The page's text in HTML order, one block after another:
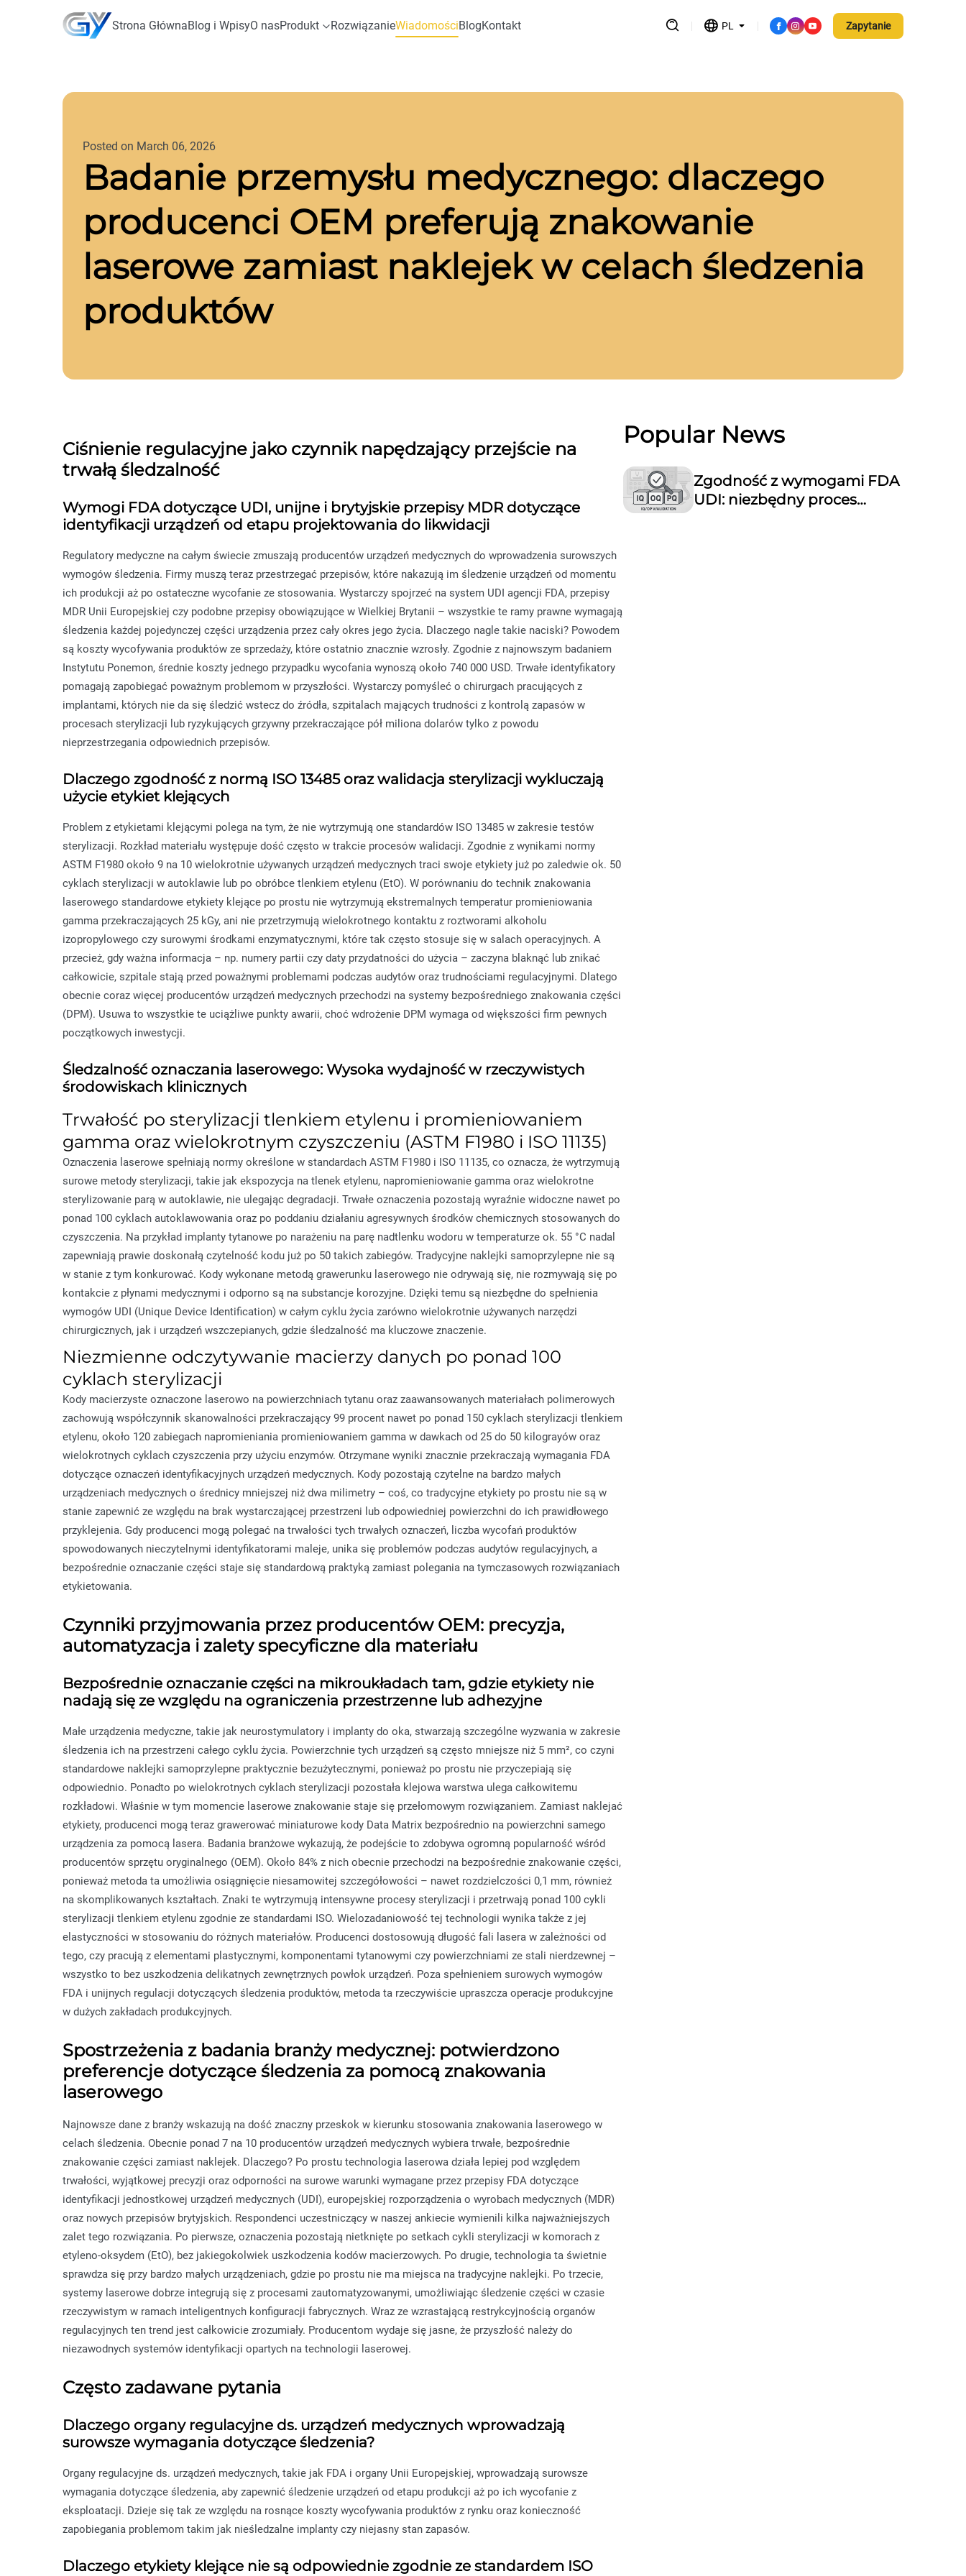
Strona GłównaBlog i WpisyO nasProdukt RozwiązanieWiadomościBlogKontakt PL Zapytanie
Badanie przemysłu medycznego: dlaczego
producenci OEM preferują znakowanie
laserowe zamiast naklejek w celach śledzenia
produktów
Posted on March 06, 2026
Ciśnienie regulacyjne jako czynnik napędzający przejście na
trwałą śledzalność
Wymogi FDA dotyczące UDI, unijne i brytyjskie przepisy MDR dotyczące
identyfikacji urządzeń od etapu projektowania do likwidacji
Regulatory medyczne na całym świecie zmuszają producentów urządzeń medycznych do wprowadzenia surowszych
wymogów śledzenia. Firmy muszą teraz przestrzegać przepisów, które nakazują im śledzenie urządzeń od momentu
ich produkcji aż po ostateczne wycofanie ze stosowania. Wystarczy spojrzeć na system UDI agencji FDA, przepisy
MDR Unii Europejskiej czy podobne przepisy obowiązujące w Wielkiej Brytanii – wszystkie te ramy prawne wymagają
śledzenia każdej pojedynczej części urządzenia przez cały okres jego życia. Dlaczego nagle takie naciski? Powodem
są koszty wycofywania produktów ze sprzedaży, które ostatnio znacznie wzrosły. Zgodnie z najnowszym badaniem
Instytutu Ponemon, średnie koszty jednego przypadku wycofania wynoszą około 740 000 USD. Trwałe identyfikatory
pomagają zapobiegać poważnym problemom w przyszłości. Wystarczy pomyśleć o chirurgach pracujących z
implantami, których nie da się śledzić wstecz do źródła, szpitalach mających trudności z kontrolą zapasów w
procesach sterylizacji lub ryzykujących grzywny przekraczające pół miliona dolarów tylko z powodu
nieprzestrzegania odpowiednich przepisów.
Dlaczego zgodność z normą ISO 13485 oraz walidacja sterylizacji wykluczają
użycie etykiet klejących
Problem z etykietami klejącymi polega na tym, że nie wytrzymują one standardów ISO 13485 w zakresie testów
sterylizacji. Rozkład materiału występuje dość często w trakcie procesów walidacji. Zgodnie z wynikami normy
ASTM F1980 około 9 na 10 wielokrotnie używanych urządzeń medycznych traci swoje etykiety już po zaledwie ok. 50
cyklach sterylizacji w autoklawie lub po obróbce tlenkiem etylenu (EtO). W porównaniu do technik znakowania
laserowego standardowe etykiety klejące po prostu nie wytrzymują ekstremalnych temperatur promieniowania
gamma przekraczających 25 kGy, ani nie przetrzymują wielokrotnego kontaktu z roztworami alkoholu
izopropylowego czy surowymi środkami enzymatycznymi, które tak często stosuje się w salach operacyjnych. A
przecież, gdy ważna informacja – np. numery partii czy daty przydatności do użycia – zaczyna blaknąć lub znikać
całkowicie, szpitale stają przed poważnymi problemami podczas audytów oraz trudnościami regulacyjnymi. Dlatego
obecnie coraz więcej producentów urządzeń medycznych przechodzi na systemy bezpośredniego znakowania części
(DPM). Usuwa to wszystkie te uciążliwe punkty awarii, choć wdrożenie DPM wymaga od większości firm pewnych
początkowych inwestycji.
Śledzalność oznaczania laserowego: Wysoka wydajność w rzeczywistych
środowiskach klinicznych
Trwałość po sterylizacji tlenkiem etylenu i promieniowaniem
gamma oraz wielokrotnym czyszczeniu (ASTM F1980 i ISO 11135)
Oznaczenia laserowe spełniają normy określone w standardach ASTM F1980 i ISO 11135, co oznacza, że wytrzymują
surowe metody sterylizacji, takie jak ekspozycja na tlenek etylenu, napromieniowanie gamma oraz wielokrotne
sterylizowanie parą w autoklawie, nie ulegając degradacji. Trwałe oznaczenia pozostają wyraźnie widoczne nawet po
ponad 100 cyklach autoklawowania oraz po poddaniu działaniu agresywnych środków chemicznych stosowanych do
czyszczenia. Na przykład implanty tytanowe po narażeniu na parę nadtlenku wodoru w temperaturze ok. 55 °C nadal
zapewniają prawie doskonałą czytelność kodu już po 50 takich zabiegów. Tradycyjne naklejki samoprzylepne nie są
w stanie z tym konkurować. Kody wykonane metodą grawerunku laserowego nie odrywają się, nie rozmywają się po
kontakcie z płynami medycznymi i odporno są na substancje korozyjne. Dzięki temu są niezbędne do spełnienia
wymogów UDI (Unique Device Identification) w całym cyklu życia zarówno wielokrotnie używanych narzędzi
chirurgicznych, jak i urządzeń wszczepianych, gdzie śledzalność ma kluczowe znaczenie.
Niezmienne odczytywanie macierzy danych po ponad 100
cyklach sterylizacji
Kody macierzyste oznaczone laserowo na powierzchniach tytanu oraz zaawansowanych materiałach polimerowych
zachowują współczynnik skanowalności przekraczający 99 procent nawet po ponad 150 cyklach sterylizacji tlenkiem
etylenu, około 120 zabiegach napromieniania promieniowaniem gamma w dawkach od 25 do 50 kilograyów oraz
wielokrotnych cyklach czyszczenia przy użyciu enzymów. Otrzymane wyniki znacznie przekraczają wymagania FDA
dotyczące oznaczeń identyfikacyjnych urządzeń medycznych. Kody pozostają czytelne na bardzo małych
urządzeniach medycznych o średnicy mniejszej niż dwa milimetry – coś, co tradycyjne etykiety po prostu nie są w
stanie zapewnić ze względu na brak wystarczającej przestrzeni lub odpowiedniej powierzchni do ich prawidłowego
przyklejenia. Gdy producenci mogą polegać na trwałości tych trwałych oznaczeń, liczba wycofań produktów
spowodowanych nieczytelnymi identyfikatorami maleje, unika się problemów podczas audytów regulacyjnych, a
bezpośrednie oznaczanie części staje się standardową praktyką zamiast polegania na tymczasowych rozwiązaniach
etykietowania.
Czynniki przyjmowania przez producentów OEM: precyzja,
automatyzacja i zalety specyficzne dla materiału
Bezpośrednie oznaczanie części na mikroukładach tam, gdzie etykiety nie
nadają się ze względu na ograniczenia przestrzenne lub adhezyjne
Małe urządzenia medyczne, takie jak neurostymulatory i implanty do oka, stwarzają szczególne wyzwania w zakresie
śledzenia ich na przestrzeni całego cyklu życia. Powierzchnie tych urządzeń są często mniejsze niż 5 mm², co czyni
standardowe naklejki samoprzylepne praktycznie bezużytecznymi, ponieważ po prostu nie przyczepiają się
odpowiednio. Ponadto po wielokrotnych cyklach sterylizacji pozostała klejowa warstwa ulega całkowitemu
rozkładowi. Właśnie w tym momencie laserowe znakowanie staje się przełomowym rozwiązaniem. Zamiast naklejać
etykiety, producenci mogą teraz grawerować miniaturowe kody Data Matrix bezpośrednio na powierzchni samego
urządzenia za pomocą lasera. Badania branżowe wykazują, że podejście to zdobywa ogromną popularność wśród
producentów sprzętu oryginalnego (OEM). Około 84% z nich obecnie przechodzi na bezpośrednie znakowanie części,
ponieważ metoda ta umożliwia osiągnięcie niesamowitej szczegółowości – nawet rozdzielczości 0,1 mm, również
na skomplikowanych kształtach. Znaki te wytrzymują intensywne procesy sterylizacji i przetrwają ponad 100 cykli
sterylizacji tlenkiem etylenu zgodnie ze standardami ISO. Wielozadaniowość tej technologii wynika także z jej
elastyczności w stosowaniu do różnych materiałów. Producenci dostosowują długość fali lasera w zależności od
tego, czy pracują z elementami plastycznymi, komponentami tytanowymi czy powierzchniami ze stali nierdzewnej –
wszystko to bez uszkodzenia delikatnych zewnętrznych powłok urządzeń. Poza spełnieniem surowych wymogów
FDA i unijnych regulacji dotyczących śledzenia produktów, metoda ta rzeczywiście upraszcza operacje produkcyjne
w dużych zakładach produkcyjnych.
Spostrzeżenia z badania branży medycznej: potwierdzono
preferencje dotyczące śledzenia za pomocą znakowania
laserowego
Najnowsze dane z branży wskazują na dość znaczny przeskok w kierunku stosowania znakowania laserowego w
celach śledzenia. Obecnie ponad 7 na 10 producentów urządzeń medycznych wybiera trwałe, bezpośrednie
znakowanie części zamiast naklejek. Dlaczego? Po prostu technologia laserowa działa lepiej pod względem
trwałości, wyjątkowej precyzji oraz odporności na surowe warunki wymagane przez przepisy FDA dotyczące
identyfikacji jednostkowej urządzeń medycznych (UDI), europejskiej rozporządzenia o wyrobach medycznych (MDR)
oraz nowych przepisów brytyjskich. Respondenci uczestniczący w naszej ankiecie wymienili kilka najważniejszych
zalet tego rozwiązania. Po pierwsze, oznaczenia pozostają nietknięte po setkach cykli sterylizacji w komorach z
etyleno-oksydem (EtO), bez jakiegokolwiek uszkodzenia kodów macierzowych. Po drugie, technologia ta świetnie
sprawdza się przy bardzo małych urządzeniach, gdzie po prostu nie ma miejsca na tradycyjne naklejki. Po trzecie,
systemy laserowe dobrze integrują się z procesami zautomatyzowanymi, umożliwiając śledzenie części w czasie
rzeczywistym w ramach inteligentnych konfiguracji fabrycznych. Wraz ze wzrastającą restrykcyjnością organów
regulacyjnych ten trend jest całkowicie zrozumiały. Producentom wydaje się jasne, że przyszłość należy do
niezawodnych systemów identyfikacji opartych na technologii laserowej.
Często zadawane pytania
Dlaczego organy regulacyjne ds. urządzeń medycznych wprowadzają
surowsze wymagania dotyczące śledzenia?
Organy regulacyjne ds. urządzeń medycznych, takie jak FDA i organy Unii Europejskiej, wprowadzają surowsze
wymagania dotyczące śledzenia, aby zapewnić śledzenie urządzeń od etapu produkcji aż po ich wycofanie z
eksploatacji. Dzieje się tak ze względu na rosnące koszty wycofywania produktów z rynku oraz konieczność
zapobiegania problemom takim jak nieśledzalne implanty czy niejasny stan zapasów.
Dlaczego etykiety klejące nie są odpowiednie zgodnie ze standardem ISO
Popular News
Zgodność z wymogami FDA
UDI: niezbędny proces